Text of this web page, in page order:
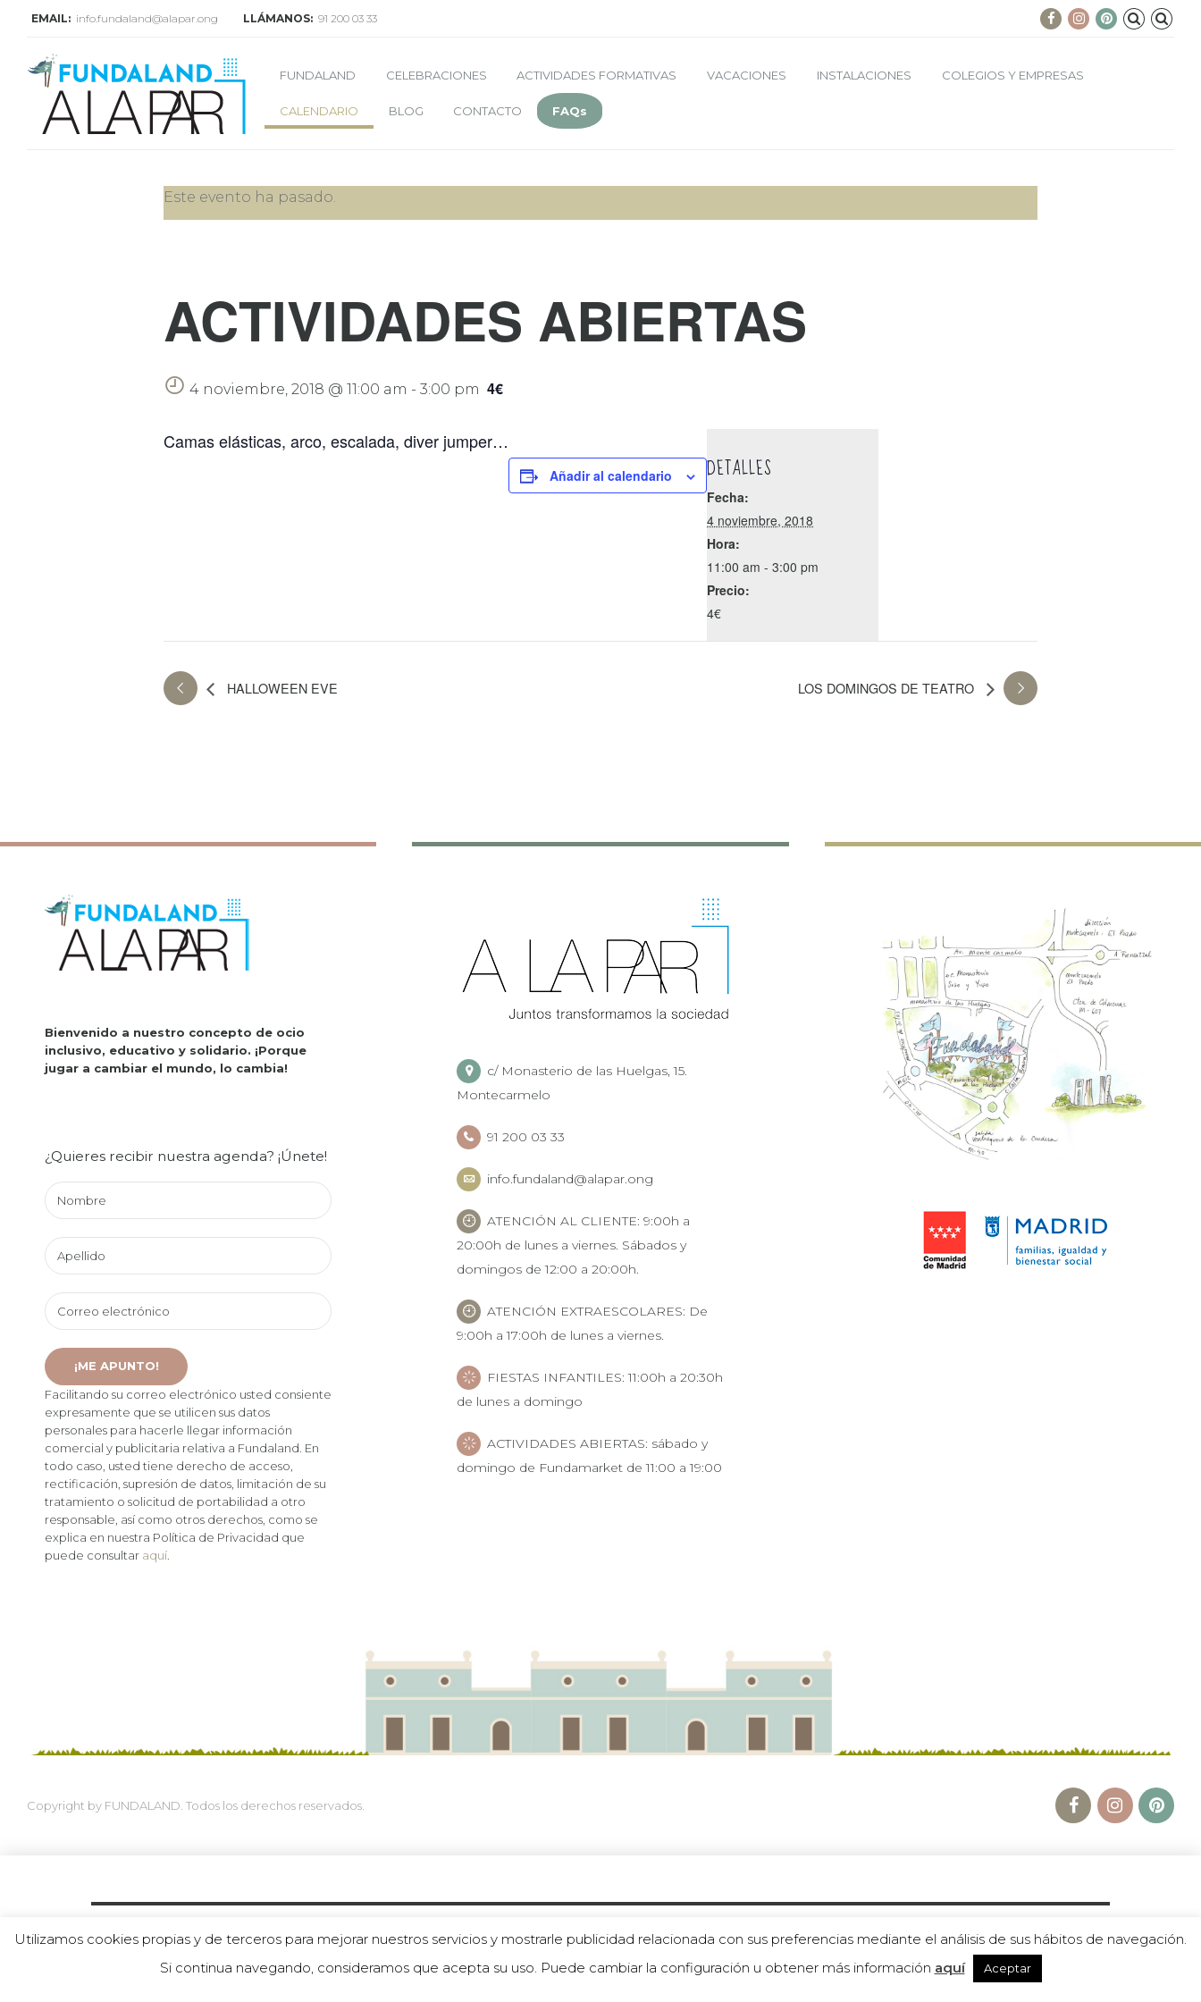
EMAIL: info.fundaland@alapar.ong LLÁMANOS: 91 200 03 33
FUNDALAND CELEBRACIONES ACTIVIDADES FORMATIVAS VACACIONES INSTALACIONES COLEGIOS Y EMPRESAS
CALENDARIO BLOG CONTACTO FAQs
« TODOS LOS EVENTOS
Este evento ha pasado.
ACTIVIDADES ABIERTAS
4 noviembre, 2018 @ 11:00 am - 3:00 pm 4€
Camas elásticas, arco, escalada, diver jumper…
Añadir al calendario DETALLES
Fecha:
4 noviembre, 2018
Hora:
11:00 am - 3:00 pm
Precio:
4€
HALLOWEEN EVE LOS DOMINGOS DE TEATRO
Bienvenido a nuestro concepto de ocio
inclusivo, educativo y solidario. ¡Porque
jugar a cambiar el mundo, lo cambia!
¿Quieres recibir nuestra agenda? ¡Únete!
Facilitando su correo electrónico usted consiente
expresamente que se utilicen sus datos
personales para hacerle llegar información
comercial y publicitaria relativa a Fundaland. En
todo caso, usted tiene derecho de acceso,
rectificación, supresión de datos, limitación de su
tratamiento o solicitud de portabilidad a otro
responsable, así como otros derechos, como se
explica en nuestra Política de Privacidad que
puede consultar aquí
c/ Monasterio de las Huelgas, 15.
Montecarmelo
91 200 03 33
info.fundaland@alapar.ong
ATENCIÓN AL CLIENTE: 9:00h a
20:00h de lunes a viernes. Sábados y
domingos de 12:00 a 20:00h.
ATENCIÓN EXTRAESCOLARES: De
9:00h a 17:00h de lunes a viernes.
FIESTAS INFANTILES: 11:00h a 20:30h
de lunes a domingo
ACTIVIDADES ABIERTAS: sábado y
domingo de Fundamarket de 11:00 a 19:00
Copyright by FUNDALAND. Todos los derechos reservados.
Política de Protección a la Infancia|Política de privacidad |Aviso legal|Trabaja en Fundaland
Utilizamos cookies propias y de terceros para mejorar nuestros servicios y mostrarle publicidad relacionada con sus preferencias mediante el análisis de sus hábitos de navegación.
Si continua navegando, consideramos que acepta su uso. Puede cambiar la configuración u obtener más información aquí Aceptar